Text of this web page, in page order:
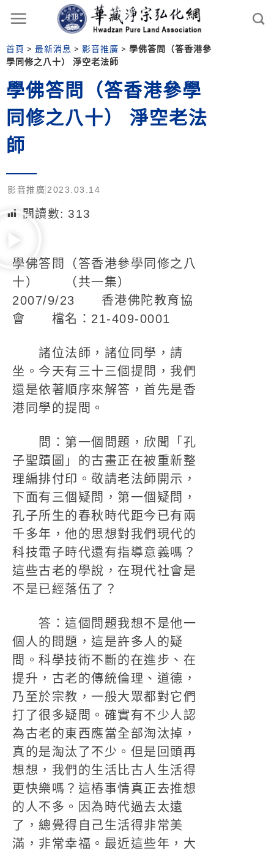
首頁 > 最新消息 > 影音推廣 > 學佛答問（答香港參
學同修之八十） 淨空老法師
學佛答問（答香港參學
同修之八十） 淨空老法
師
影音推廣 2023.03.14
閱讀數: 313
學佛答問（答香港參學同修之八
十） （共一集）
2007/9/23 香港佛陀教育協
會 檔名：21-409-0001
諸位法師，諸位同學，請
坐。今天有三十三個提問，我們
還是依著順序來解答，首先是香
港同學的提問。
問：第一個問題，欣聞「孔
子聖蹟圖」的古畫正在被重新整
理編排付印。敬請老法師開示，
下面有三個疑問，第一個疑問，
孔子所生的春秋時代距今已有兩
千多年，他的思想對我們現代的
科技電子時代還有指導意義嗎？
這些古老的學說，在現代社會是
不是已經落伍了？
答：這個問題我想不是他一
個人的問題，這是許多人的疑
問。科學技術不斷的在進步、在
提升，古老的傳統倫理、道德，
乃至於宗教，一般大眾都對它們
打了很多疑問。確實有不少人認
為古老的東西應當全部淘汰掉，
真的是淘汰了不少。但是回頭再
想想，我們的生活比古人生活得
更快樂嗎？這樁事情真正去推想
的人不多。因為時代過去太遠
了，總覺得自己生活得非常美
滿，非常幸福。最近這些年，大